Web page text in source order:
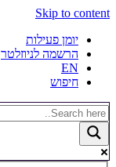
Skip to content
יומן פעילות
הרשמה לניוזלטר
EN
חיפוש